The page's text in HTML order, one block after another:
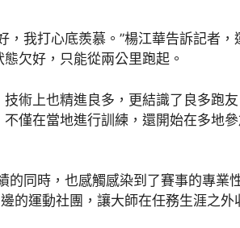
，我打心底羨慕。”楊江華告訴記者
欠好，只能從兩公里跑起。
術上也精進良多，更結識了良多跑
僅在當地進行訓練，還開始在多地
的同時，也感觸感染到了賽事的專業
的運動社團，讓大師在任務生涯之外